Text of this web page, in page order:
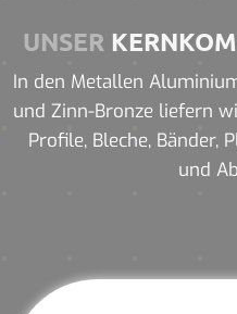
UNSER
In den Metallen
und Zinn-Bronze liefern
Profile, Bleche, Bänder,
und